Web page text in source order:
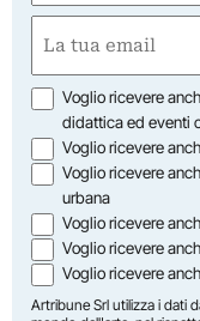
First
(Required)
Opzioni
Voglio ricevere
didattica ed eventi
Voglio ricevere
Voglio ricevere
urbana
Voglio ricevere
Voglio ricevere
Voglio ricevere
Artribune Srl utilizza i dati